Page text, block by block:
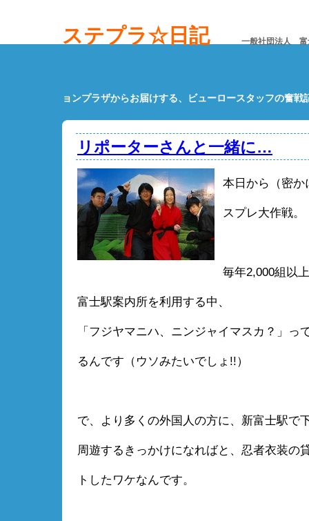
ステプラ☆日記 一般社団法人 富
ョンプラザからお届けする、ビューロースタッフの奮戦
リポーターさんと一緒に…
本日から（密か
スプレ大作戦。
毎年2,000組以
富士駅案内所を利用する中、
「フジヤマニハ、ニンジャイマスカ？」っ
るんです（ウソみたいでしょ!!）
で、より多くの外国人の方に、新富士駅で
周遊するきっかけになればと、忍者衣装の
トしたワケなんです。